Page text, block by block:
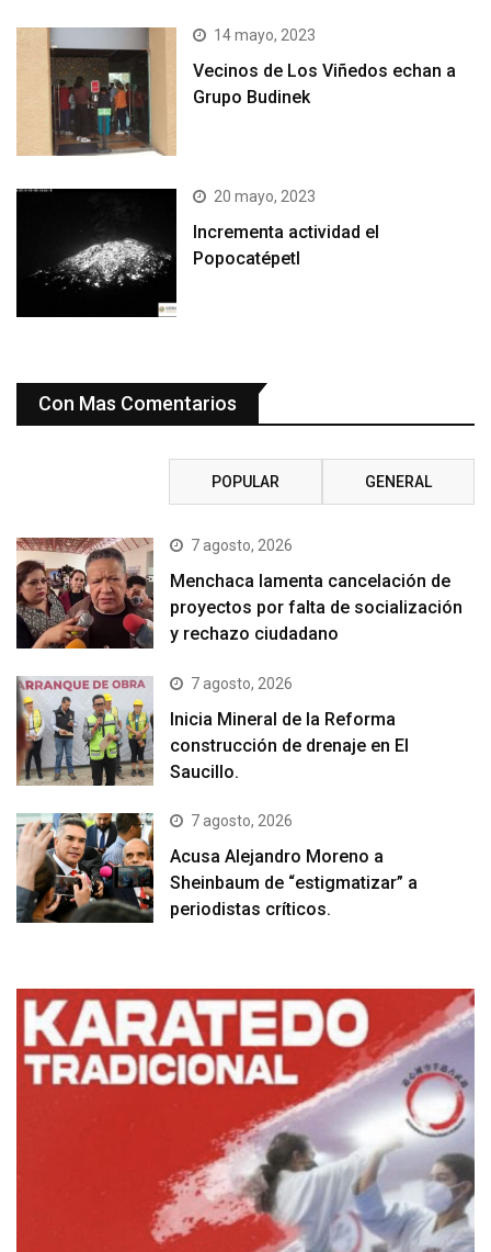
14 mayo, 2023
Vecinos de Los Viñedos echan a
Grupo Budinek
20 mayo, 2023
Incrementa actividad el
Popocatépetl
Con Mas Comentarios
POPULAR GENERAL
7 agosto, 2026
Menchaca lamenta cancelación de
proyectos por falta de socialización
y rechazo ciudadano
7 agosto, 2026
Inicia Mineral de la Reforma
construcción de drenaje en El
Saucillo.
7 agosto, 2026
Acusa Alejandro Moreno a
Sheinbaum de “estigmatizar” a
periodistas críticos.